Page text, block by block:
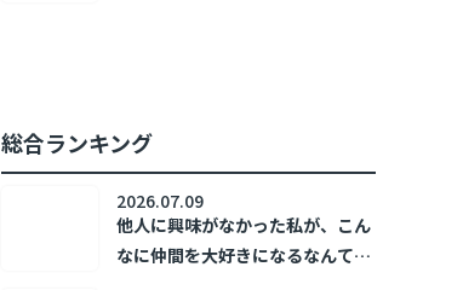
総合ランキング
他人に興味がなかった私が、こん
なに仲間を大好きになるなんて！
2026.07.09